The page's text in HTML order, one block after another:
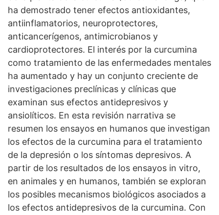
ha demostrado tener efectos antioxidantes,
antiinflamatorios, neuroprotectores,
anticancerígenos, antimicrobianos y
cardioprotectores. El interés por la curcumina
como tratamiento de las enfermedades mentales
ha aumentado y hay un conjunto creciente de
investigaciones preclínicas y clínicas que
examinan sus efectos antidepresivos y
ansiolíticos. En esta revisión narrativa se
resumen los ensayos en humanos que investigan
los efectos de la curcumina para el tratamiento
de la depresión o los síntomas depresivos. A
partir de los resultados de los ensayos in vitro,
en animales y en humanos, también se exploran
los posibles mecanismos biológicos asociados a
los efectos antidepresivos de la curcumina. Con